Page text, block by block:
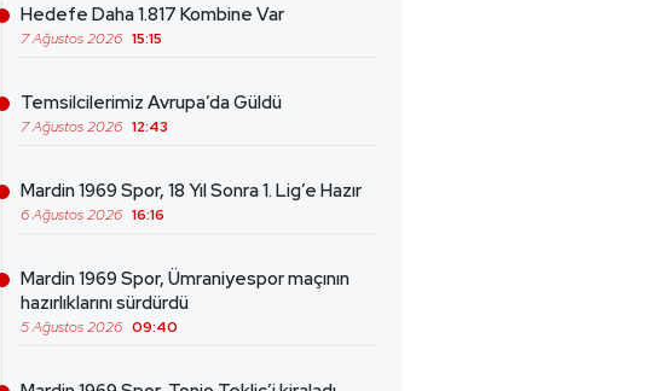
Hedefe Daha 1.817 Kombine Var
7 Ağustos 2026 15:15
Temsilcilerimiz Avrupa’da Güldü
7 Ağustos 2026 12:43
Mardin 1969 Spor, 18 Yıl Sonra 1. Lig’e Hazır
6 Ağustos 2026 16:16
Mardin 1969 Spor, Ümraniyespor maçının
hazırlıklarını sürdürdü
5 Ağustos 2026 09:40